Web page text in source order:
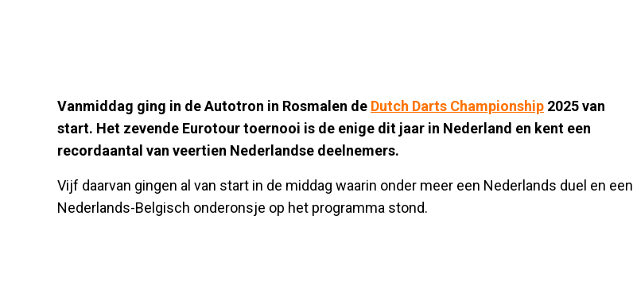
Vanmiddag ging in de Autotron in Rosmalen de Dutch Darts Championship 2025 van
start. Het zevende Eurotour toernooi is de enige dit jaar in Nederland en kent een
recordaantal van veertien Nederlandse deelnemers.
Vijf daarvan gingen al van start in de middag waarin onder meer een Nederlands duel en een
Nederlands-Belgisch onderonsje op het programma stond.